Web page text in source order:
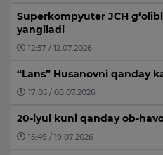
Superkompyuter JCH
yangiladi
12:57 / 12.07.2026
“Lans” Husanovni qanday
17:05 / 08.07.2026
20-iyul kuni qanday ob-
15:49 / 19.07.2026